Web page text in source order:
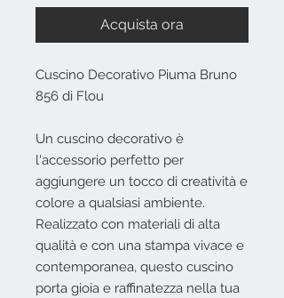
Acquista ora
Cuscino Decorativo Piuma Bruno
856 di Flou
Un cuscino decorativo è
l'accessorio perfetto per
aggiungere un tocco di creatività e
colore a qualsiasi ambiente.
Realizzato con materiali di alta
qualità e con una stampa vivace e
contemporanea, questo cuscino
porta gioia e raffinatezza nella tua